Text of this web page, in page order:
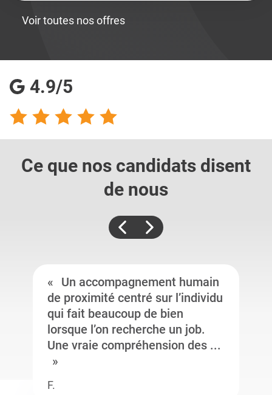
Voir toutes nos offres
4.9/5
Ce que nos candidats disent
de nous
Un accompagnement humain
de proximité centré sur l’individu
qui fait beaucoup de bien
lorsque l’on recherche un job.
Une vraie compréhension des ...
F.